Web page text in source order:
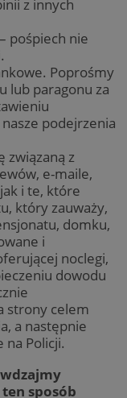
z innych
pośpiech nie
Poprośmy
lub paragonu za
podejrzenia
związaną z
e-maile,
i te, które
który zauważy,
domku,
i
noclegi,
dowodu
strony celem
a następnie
na Policji.
sposób